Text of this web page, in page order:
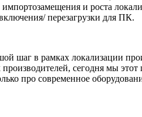
и роста
перезагрузки для ПК.
шаг в рамках локализации
сегодня мы
про современное